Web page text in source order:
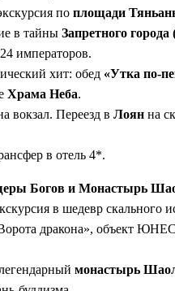
по площади
в тайны Запретного города
императоров.
хит: обед «Утка по-
Храма Неба.
вокзал. Переезд в Лоян на
в отель 4*.
Богов и Монастырь
в шедевр скального
дракона», объект
монастырь